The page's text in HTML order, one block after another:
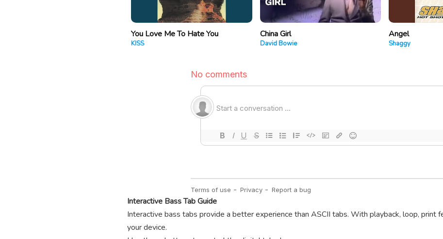
You Love Me To Hate You
KISS
China Girl
David Bowie
Angel
Shaggy
Interactive Bass Tab Guide
Interactive bass tabs provide a better experience than ASCII tabs. With playback, loop,
your device.